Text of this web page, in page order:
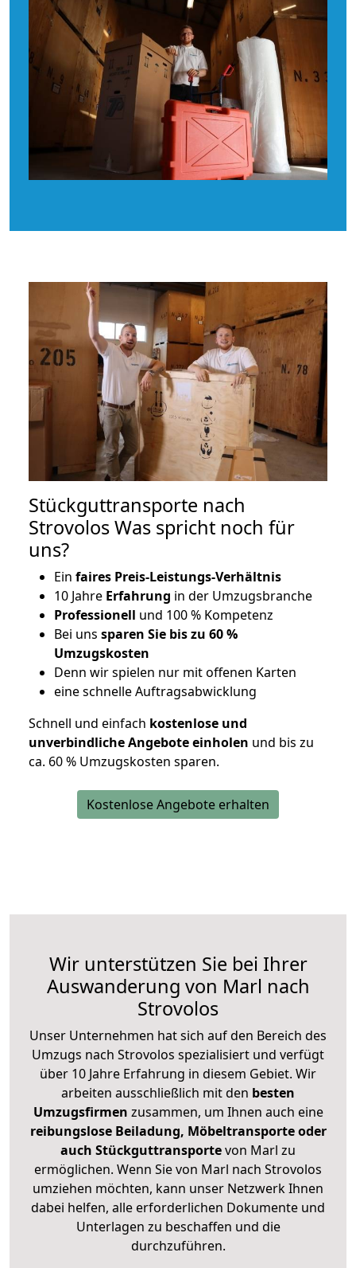
Stückguttransporte nach
Strovolos Was spricht noch für
uns?
Ein faires Preis-Leistungs-Verhältnis
10 Jahre Erfahrung in der Umzugsbranche
Professionell und 100 % Kompetenz
Bei uns sparen Sie bis zu 60 %
Umzugskosten
Denn wir spielen nur mit offenen Karten
eine schnelle Auftragsabwicklung
Schnell und einfach kostenlose und
unverbindliche Angebote einholen und bis zu
ca. 60 % Umzugskosten sparen.
Kostenlose Angebote erhalten
Wir unterstützen Sie bei Ihrer
Auswanderung von Marl nach
Strovolos
Unser Unternehmen hat sich auf den Bereich des
Umzugs nach Strovolos spezialisiert und verfügt
über 10 Jahre Erfahrung in diesem Gebiet. Wir
arbeiten ausschließlich mit den besten
Umzugsfirmen zusammen, um Ihnen auch eine
reibungslose Beiladung, Möbeltransporte oder
auch Stückguttransportevon Marl zu
ermöglichen. Wenn Sie von Marl nach Strovolos
umziehen möchten, kann unser Netzwerk Ihnen
dabei helfen, alle erforderlichen Dokumente und
Unterlagen zu beschaffen und die
durchzuführen.